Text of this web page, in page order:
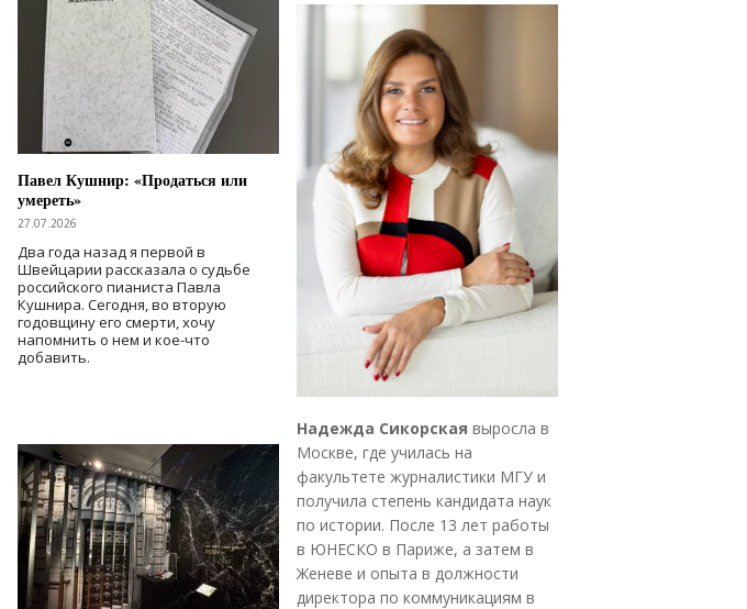
Павел Кушнир: «Продаться или
умереть»
27.07.2026
Два года назад я первой в
Швейцарии рассказала о судьбе
российского пианиста Павла
Кушнира. Сегодня, во вторую
годовщину его смерти, хочу
напомнить о нем и кое-что
добавить.
Надежда Сикорская выросла в
Москве, где училась на
факультете журналистики МГУ и
получила степень кандидата наук
по истории. После 13 лет работы
в ЮНЕСКО в Париже, а затем в
Женеве и опыта в должности
директора по коммуникациям в